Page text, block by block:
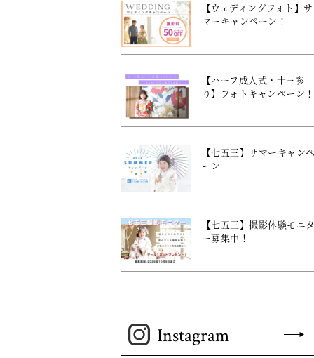
【ウェディングフォト】サ
マーキャンペーン！
【ハーフ成人式・十三参
り】フォトキャンペーン！
【七五三】サマーキャンペ
ーン
【七五三】撮影体験モニタ
ー募集中！
Instagram